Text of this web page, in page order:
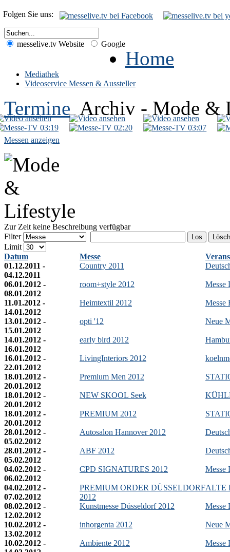
Folgen Sie uns:
messelive.tv Website Google
Home
Mediathek
Videoservice Messen & Aussteller
Termine Archiv - Mode &
03:19 02:20
03:07
Messen anzeigen
Zur Zeit keine Beschreibung verfügbar
Filter
Los
Limit
Datum
Messe
01.12.2011 -
04.12.2011
Country 2011
06.01.2012 -
08.01.2012
room+style 2012 Messe
11.01.2012 -
14.01.2012
Heimtextil 2012 Messe
13.01.2012 -
15.01.2012
opti '12 Neue
14.01.2012 -
16.01.2012
early bird 2012
16.01.2012 -
22.01.2012
LivingInteriors 2012
18.01.2012 -
20.01.2012
Premium Men 2012
18.01.2012 -
20.01.2012
NEW SKOOL Seek
18.01.2012 -
20.01.2012
PREMIUM 2012
28.01.2012 -
05.02.2012
Autosalon Hannover 2012
28.01.2012 -
05.02.2012
ABF 2012
04.02.2012 -
06.02.2012
CPD SIGNATURES 2012 Messe
04.02.2012 -
07.02.2012
PREMIUM ORDER DÜSSELDORF
2012
ALTE
08.02.2012 -
12.02.2012
Kunstmesse Düsseldorf 2012 Messe
10.02.2012 -
13.02.2012
inhorgenta 2012 Neue
10.02.2012 -
Ambiente 2012 Messe